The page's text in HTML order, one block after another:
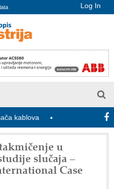
Log In
Novi zakon o
u
slučaja –
Case